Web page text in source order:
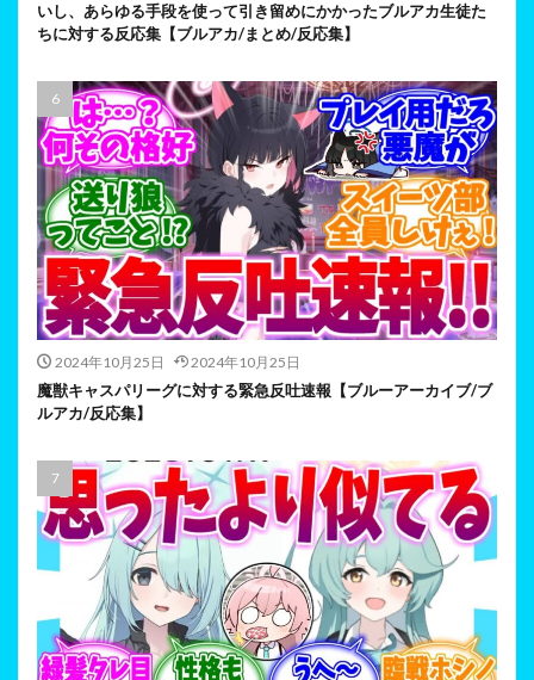
いし、あらゆる手段を使って引き留めにかかったブルアカ生徒た
ちに対する反応集【ブルアカ/まとめ/反応集】
2024年10月25日 2024年10月25日
魔獣キャスパリーグに対する緊急反吐速報【ブルーアーカイブ/ブ
ルアカ/反応集】